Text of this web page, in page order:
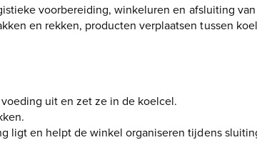
voorbereiding, winkeluren en afsluiting
en rekken, producten verplaatsen tussen
uit en zet ze in de koelcel.
ligt en helpt de winkel organiseren tijdens